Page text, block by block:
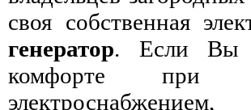
своя собственная
генератор. Если Вы
комфорте при